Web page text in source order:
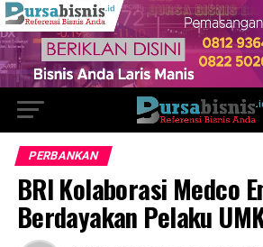
PERBANKAN
BRI Kolaborasi Medco
Berdayakan Pelaku